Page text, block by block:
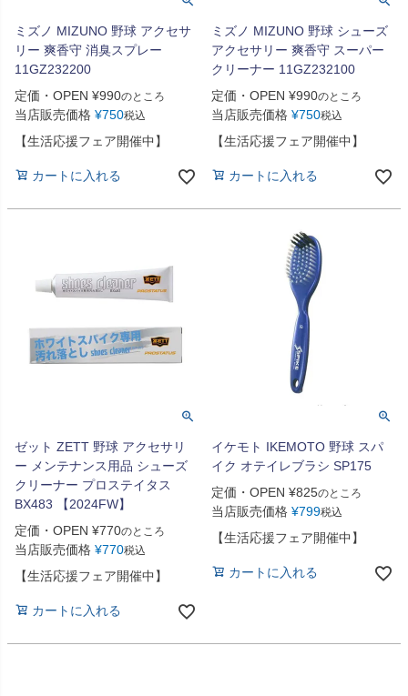
ミズノ MIZUNO 野球 アクセサ
リー 爽香守 消臭スプレー
11GZ232200
定価・OPEN ¥990のところ
当店販売価格 ¥750税込
【生活応援フェア開催中】
カートに入れる
ミズノ MIZUNO 野球 シューズ
アクセサリー 爽香守 スーパー
クリーナー 11GZ232100
定価・OPEN ¥990のところ
当店販売価格 ¥750税込
【生活応援フェア開催中】
カートに入れる
ゼット ZETT 野球 アクセサリ
ー メンテナンス用品 シューズ
クリーナー プロステイタス
BX483 【2024FW】
定価・OPEN ¥770のところ
当店販売価格 ¥770税込
【生活応援フェア開催中】
カートに入れる
イケモト IKEMOTO 野球 スパ
イク オテイレブラシ SP175
定価・OPEN ¥825のところ
当店販売価格 ¥799税込
【生活応援フェア開催中】
カートに入れる